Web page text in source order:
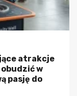
atrakcje
w
pasję do